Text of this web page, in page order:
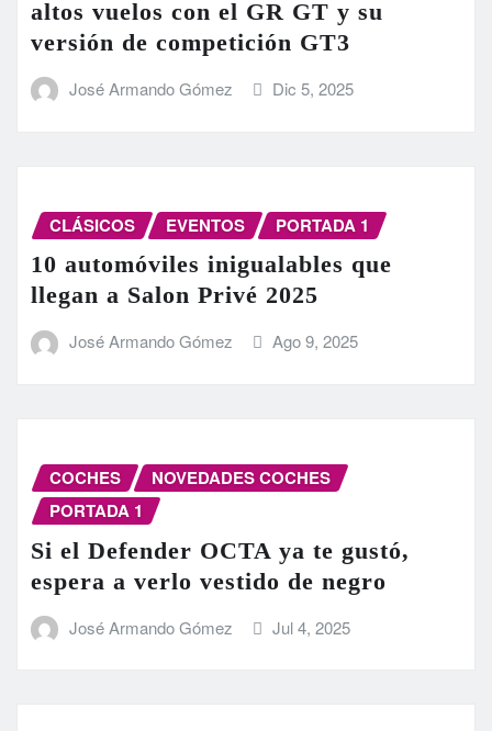
altos vuelos con el GR GT y su
versión de competición GT3
José Armando Gómez Dic 5, 2025
CLÁSICOS EVENTOS PORTADA 1
10 automóviles inigualables que
llegan a Salon Privé 2025
José Armando Gómez Ago 9, 2025
COCHES
NOVEDADES COCHES
PORTADA 1
Si el Defender OCTA ya te gustó,
espera a verlo vestido de negro
José Armando Gómez Jul 4, 2025